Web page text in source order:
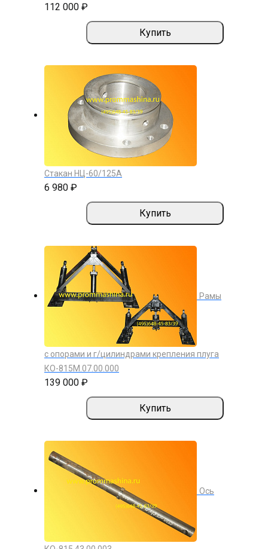
112 000 ₽
Купить
Стакан НЦ-60/125А
6 980 ₽
Купить
Рамы
с опорами и г/цилиндрами крепления плуга
КО-815М.07.00.000
139 000 ₽
Купить
Ось